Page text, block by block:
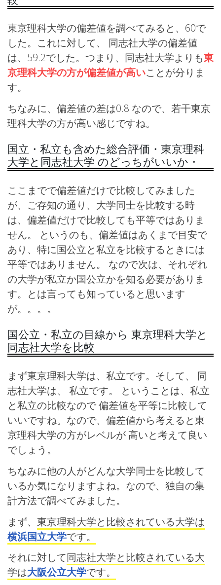
東京理科大学の偏差値を調べてみると、60で
した。これに対して、 同志社大学の偏差値
は、59.2でした。つまり、同志社大学よりも東
京理科大学の方が偏差値が高いことが分りま
す。
ちなみに、偏差値の差は0.8 なので、若干東京
理科大学の方が高い感じですね。
国立・私立も含めた総合評価・東京理科
大学と同志社大学 のどっちがいいか・
ここまでで偏差値だけで比較してみました
が、ご存知の通り、大学同士を比較する時
は、偏差値だけで比較しても平等ではありま
せん。 というのも、偏差値はあくまで目安で
あり、特に国公立と私立を比較するときには
平等ではありません。 なので次は、それぞれ
の大学が私立か国公立かを知る必要がありま
す。とは言っても知っていると思います
が。。。。
国公立・私立の目線から 東京理科大学と
同志社大学を比較
まず東京理科大学は、私立です。そして、 同
志社大学は、 私立です。 ということは、私立
と私立の比較なので 偏差値を平等に比較して
いいですね。なので、偏差値から考えると東
京理科大学の方がレベルが 高いと考えて良い
でしょう。
ちなみに他の人がどんな大学同士を比較して
いるか気になりますよね。なので、独自の集
計方法で調べてみました。
まず、 東京理科大学と比較されている大学は
横浜国立大学です。
それに対して同志社大学と比較されている大
学は大阪公立大学です。